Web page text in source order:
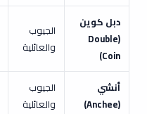
دبل كوين
(Double
Coin)
الجيوب
والعائلية
أنشي
(Anchee)
الجيوب
والعائلية